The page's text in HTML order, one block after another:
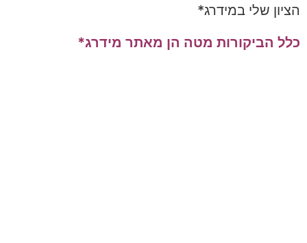
הציון שלי במידרג*
כלל הביקורות מטה הן מאתר מידרג*